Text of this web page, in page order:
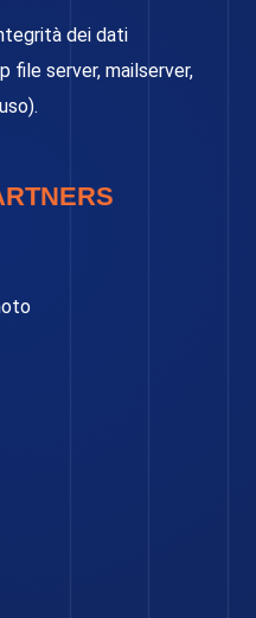
dei dati
file server, mailserver,